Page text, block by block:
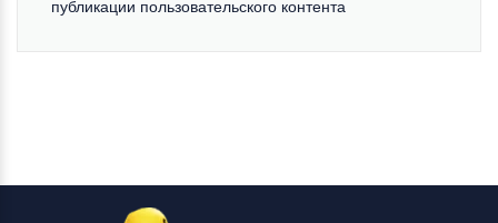
публикации пользовательского контента